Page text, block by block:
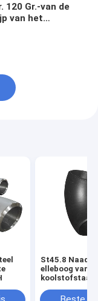
120 Gr.-van de
van het
St45.8
elleboog van
koolstofstaal
hoge